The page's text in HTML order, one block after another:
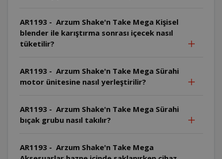
AR1193 - Arzum Shake'n Take Mega Kişisel
blender ile karıştırma sonrası içecek nasıl
tüketilir?
AR1193 - Arzum Shake'n Take Mega Sürahi
motor ünitesine nasıl yerleştirilir?
AR1193 - Arzum Shake'n Take Mega Sürahi
bıçak grubu nasıl takılır?
AR1193 - Arzum Shake'n Take Mega